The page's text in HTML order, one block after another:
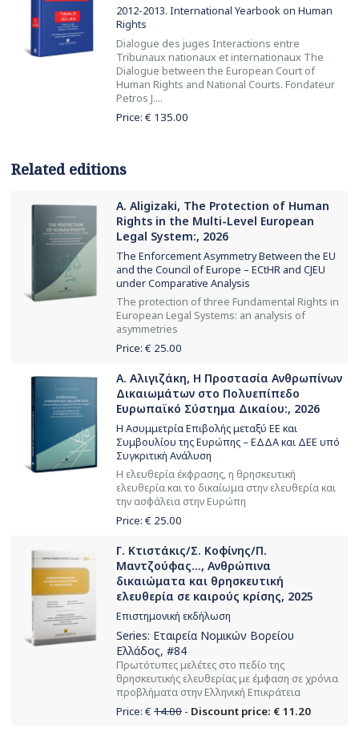
2012-2013. International Yearbook on Human
Rights
Dialogue des juges Interactions entre
Tribunaux nationaux et internationaux The
Dialogue between the European Court of
Human Rights and National Courts. Fondateur
Petros J....
Price: € 135.00
Related editions
A. Aligizaki, The Protection of Human
Rights in the Multi-Level European
Legal System:, 2026
The Enforcement Asymmetry Between the EU
and the Council of Europe – ECtHR and CJEU
under Comparative Analysis
The protection of three Fundamental Rights in
European Legal Systems: an analysis of
asymmetries
Price: € 25.00
Α. Αλιγιζάκη, Η Προστασία Ανθρωπίνων
Δικαιωμάτων στο Πολυεπίπεδο
Ευρωπαϊκό Σύστημα Δικαίου:, 2026
Η Ασυμμετρία Επιβολής μεταξύ ΕΕ και
Συμβουλίου της Ευρώπης – ΕΔΔΑ και ΔΕΕ υπό
Συγκριτική Ανάλυση
Η ελευθερία έκφρασης, η θρησκευτική
ελευθερία και το δικαίωμα στην ελευθερία και
την ασφάλεια στην Ευρώπη
Price: € 25.00
Γ. Κτιστάκις/Σ. Κοφίνης/Π.
Μαντζούφας..., Ανθρώπινα
δικαιώματα και θρησκευτική
ελευθερία σε καιρούς κρίσης, 2025
Επιστημονική εκδήλωση
Series: Εταιρεία Νομικών Βορείου
Ελλάδος, #84
Πρωτότυπες μελέτες στο πεδίο της
θρησκευτικής ελευθερίας με έμφαση σε χρόνια
προβλήματα στην Ελληνική Επικράτεια
Price: € 14.00 - Discount price: € 11.20